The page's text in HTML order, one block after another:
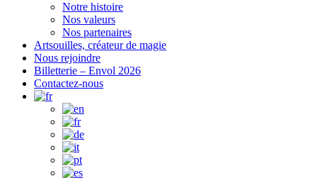
Notre histoire
Nos valeurs
Nos partenaires
Artsouilles, créateur de magie
Nous rejoindre
Billetterie – Envol 2026
Contactez-nous